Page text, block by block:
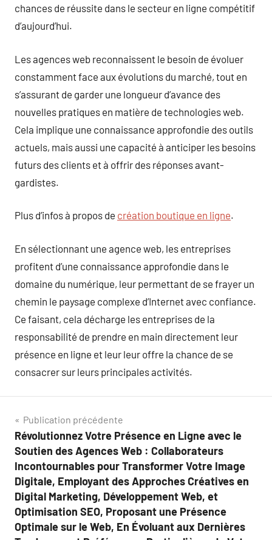
chances de réussite dans le secteur en ligne compétitif
d’aujourd’hui.
Les agences web reconnaissent le besoin de évoluer
constamment face aux évolutions du marché, tout en
s’assurant de garder une longueur d’avance des
nouvelles pratiques en matière de technologies web.
Cela implique une connaissance approfondie des outils
actuels, mais aussi une capacité à anticiper les besoins
futurs des clients et à offrir des réponses avant-
gardistes.
Plus d’infos à propos de création boutique en ligne.
En sélectionnant une agence web, les entreprises
profitent d’une connaissance approfondie dans le
domaine du numérique, leur permettant de se frayer un
chemin le paysage complexe d’Internet avec confiance.
Ce faisant, cela décharge les entreprises de la
responsabilité de prendre en main directement leur
présence en ligne et leur leur offre la chance de se
consacrer sur leurs principales activités.
Navigation
de
l’article
Publication précédente
Révolutionnez Votre Présence en Ligne avec le
Soutien des Agences Web : Collaborateurs
Incontournables pour Transformer Votre Image
Digitale, Employant des Approches Créatives en
Digital Marketing, Développement Web, et
Optimisation SEO, Proposant une Présence
Optimale sur le Web, En Évoluant aux Dernières